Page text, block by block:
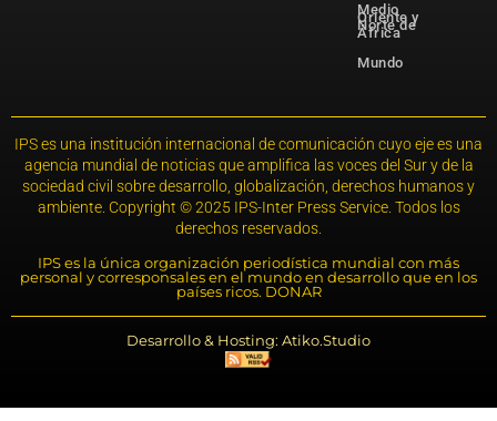
Medio
Oriente y
Norte de
África
Mundo
IPS es una institución internacional de comunicación cuyo eje es una
agencia mundial de noticias que amplifica las voces del Sur y de la
sociedad civil sobre desarrollo, globalización, derechos humanos y
ambiente. Copyright © 2025 IPS-Inter Press Service. Todos los
derechos reservados.
IPS es la única organización periodística mundial con más
personal y corresponsales en el mundo en desarrollo que en los
países ricos. DONAR
Desarrollo & Hosting: Atiko.Studio